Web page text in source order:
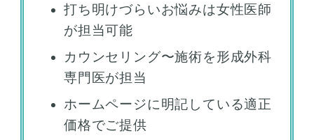
打ち明けづらいお悩みは女性医師
が担当可能
カウンセリング〜施術を形成外科
専門医が担当
ホームページに明記している適正
価格でご提供